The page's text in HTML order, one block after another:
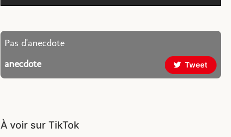
Pas d'anecdote
anecdote
Tweet
À voir sur TikTok